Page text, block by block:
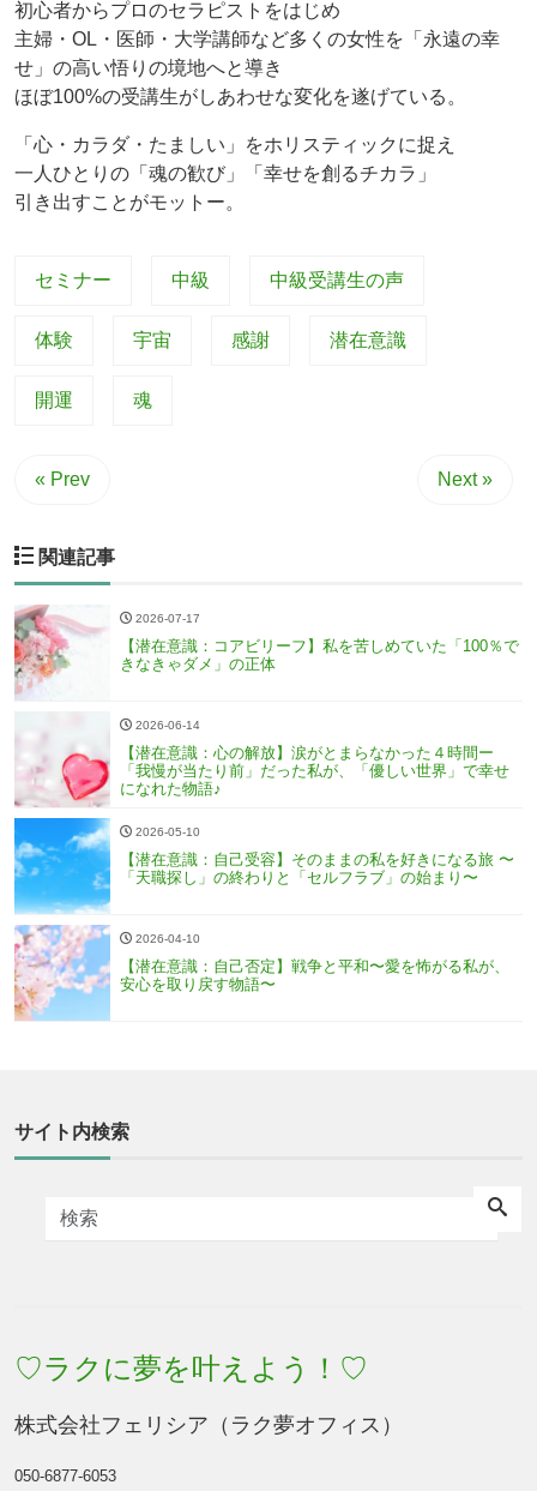
初心者からプロのセラピストをはじめ
主婦・OL・医師・大学講師など多くの女性を「永遠の幸
せ」の高い悟りの境地へと導き
ほぼ100%の受講生がしあわせな変化を遂げている。
「心・カラダ・たましい」をホリスティックに捉え
一人ひとりの「魂の歓び」「幸せを創るチカラ」
引き出すことがモットー。
セミナー 中級 中級受講生の声
体験 宇宙 感謝 潜在意識
開運 魂
« Prev Next »
関連記事
2026-07-17
【潜在意識：コアビリーフ】私を苦しめていた「100％で
きなきゃダメ」の正体
2026-06-14
【潜在意識：心の解放】涙がとまらなかった４時間ー
「我慢が当たり前」だった私が、「優しい世界」で幸せ
になれた物語♪
2026-05-10
【潜在意識：自己受容】そのままの私を好きになる旅 〜
「天職探し」の終わりと「セルフラブ」の始まり〜
2026-04-10
【潜在意識：自己否定】戦争と平和〜愛を怖がる私が、
安心を取り戻す物語〜
サイト内検索
♡ラクに夢を叶えよう！♡
株式会社フェリシア（ラク夢オフィス）
050-6877-6053